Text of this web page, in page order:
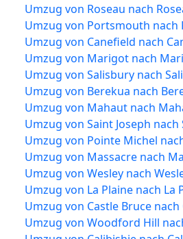
Umzug von Roseau nach
Umzug von Portsmouth nach
Umzug von Canefield nach
Umzug von Marigot nach
Umzug von Salisbury nach
Umzug von Berekua nach
Umzug von Mahaut nach
Umzug von Saint Joseph nach
Umzug von Pointe Michel
Umzug von Massacre nach
Umzug von Wesley nach
Umzug von La Plaine nach La
Umzug von Castle Bruce nach
Umzug von Woodford Hill